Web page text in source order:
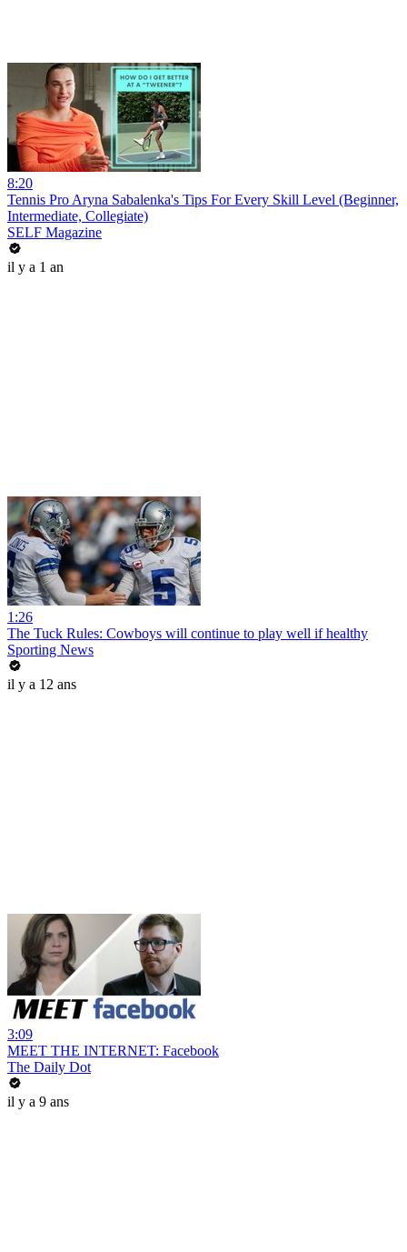
8:20
Tennis Pro Aryna Sabalenka's Tips For Every Skill Level (Beginner,
Intermediate, Collegiate)
SELF Magazine
il y a 1 an
1:26
The Tuck Rules: Cowboys will continue to play well if healthy
Sporting News
il y a 12 ans
3:09
MEET THE INTERNET: Facebook
The Daily Dot
il y a 9 ans